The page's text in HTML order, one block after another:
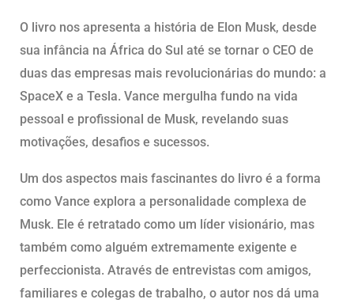
O livro nos apresenta a história de Elon Musk, desde
sua infância na África do Sul até se tornar o CEO de
duas das empresas mais revolucionárias do mundo: a
SpaceX e a Tesla. Vance mergulha fundo na vida
pessoal e profissional de Musk, revelando suas
motivações, desafios e sucessos.
Um dos aspectos mais fascinantes do livro é a forma
como Vance explora a personalidade complexa de
Musk. Ele é retratado como um líder visionário, mas
também como alguém extremamente exigente e
perfeccionista. Através de entrevistas com amigos,
familiares e colegas de trabalho, o autor nos dá uma